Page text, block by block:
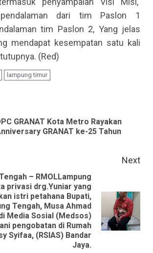
dari tim Paslon 1
tim Paslon 2, Yang jelas
mendapat kesempatan satu kali
(Red)
lampung timur
GRANAT Kota Metro Rayakan
GRANAT ke-25 Tahun
Next
– RMOLLampung
privasi drg.Yuniar yang
istri petahana Bupati,
Tengah, Musa Ahmad
Media Sosial (Medsos)
pengobatan di Rumah
Syifaa, (RSlAS) Bandar
Jaya.